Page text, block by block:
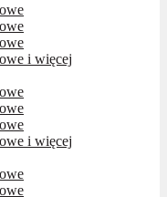
i więcej
i więcej